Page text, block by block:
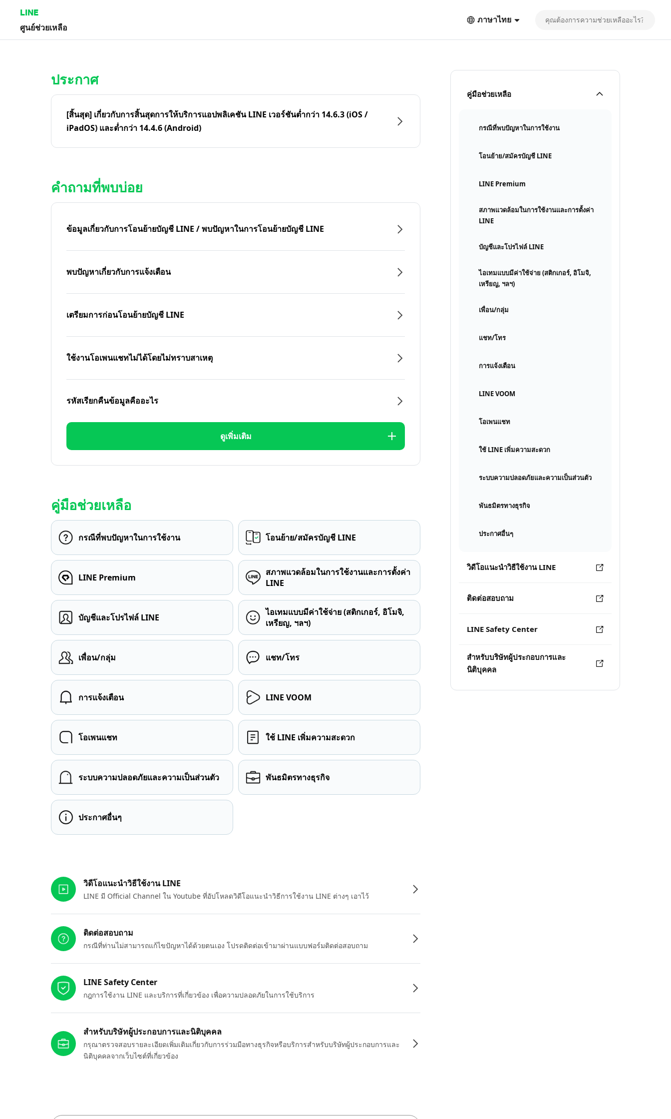
LINE
ศูนย์ช่วยเหลือ
ภาษาไทย
คู่มือช่วยเหลือ
กรณีที่พบปัญหาในการใช้งาน
โอนย้าย/สมัครบัญชี LINE
LINE Premium
สภาพแวดล้อมในการใช้งานและการตั้งค่า
LINE
บัญชีและโปรไฟล์ LINE
ไอเทมแบบมีค่าใช้จ่าย (สติกเกอร์, อิโมจิ,
เหรียญ, ฯลฯ)
เพื่อน/กลุ่ม
แชท/โทร
การแจ้งเตือน
LINE VOOM
โอเพนแชท
ใช้ LINE เพิ่มความสะดวก
ระบบความปลอดภัยและความเป็นส่วนตัว
พันธมิตรทางธุรกิจ
ประกาศอื่นๆ
วิดีโอแนะนำวิธีใช้งาน LINE
ติดต่อสอบถาม
LINE Safety Center
สำหรับบริษัทผู้ประกอบการและ
นิติบุคคล
ประกาศ
[สิ้นสุด] เกี่ยวกับการสิ้นสุดการให้บริการแอปพลิเคชัน LINE เวอร์ชันต่ำกว่า 14.6.3 (iOS /
iPadOS) และต่ำกว่า 14.4.6 (Android)
คำถามที่พบบ่อย
ข้อมูลเกี่ยวกับการโอนย้ายบัญชี LINE / พบปัญหาในการโอนย้ายบัญชี LINE
พบปัญหาเกี่ยวกับการแจ้งเตือน
เตรียมการก่อนโอนย้ายบัญชี LINE
ใช้งานโอเพนแชทไม่ได้โดยไม่ทราบสาเหตุ
รหัสเรียกคืนข้อมูลคืออะไร
ดูเพิ่มเติม
คู่มือช่วยเหลือ
กรณีที่พบปัญหาในการใช้งาน โอนย้าย/สมัครบัญชี LINE
LINE Premium
สภาพแวดล้อมในการใช้งานและการตั้งค่า
LINE
บัญชีและโปรไฟล์ LINE
ไอเทมแบบมีค่าใช้จ่าย (สติกเกอร์, อิโมจิ,
เหรียญ, ฯลฯ)
เพื่อน/กลุ่ม แชท/โทร
การแจ้งเตือน LINE VOOM
โอเพนแชท ใช้ LINE เพิ่มความสะดวก
ระบบความปลอดภัยและความเป็นส่วนตัว พันธมิตรทางธุรกิจ
ประกาศอื่นๆ
วิดีโอแนะนำวิธีใช้งาน LINE
LINE มี Official Channel ใน Youtube ที่อัปโหลดวิดีโอแนะนำวิธีการใช้งาน LINE ต่างๆ เอาไว้
ติดต่อสอบถาม
กรณีที่ท่านไม่สามารถแก้ไขปัญหาได้ด้วยตนเอง โปรดติดต่อเข้ามาผ่านแบบฟอร์มติดต่อสอบถาม
LINE Safety Center
กฎการใช้งาน LINE และบริการที่เกี่ยวข้อง เพื่อความปลอดภัยในการใช้บริการ
สำหรับบริษัทผู้ประกอบการและนิติบุคคล
กรุณาตรวจสอบรายละเอียดเพิ่มเติมเกี่ยวกับการร่วมมือทางธุรกิจหรือบริการสำหรับบริษัทผู้ประกอบการและ
นิติบุคคลจากเว็บไซต์ที่เกี่ยวข้อง